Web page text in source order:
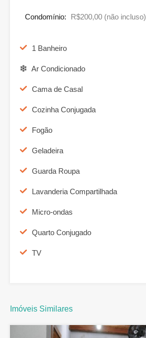
Condomínio: R$200,00 (não incluso)
1 Banheiro
Ar Condicionado
Cama de Casal
Cozinha Conjugada
Fogão
Geladeira
Guarda Roupa
Lavanderia Compartilhada
Micro-ondas
Quarto Conjugado
TV
Imóveis Similares